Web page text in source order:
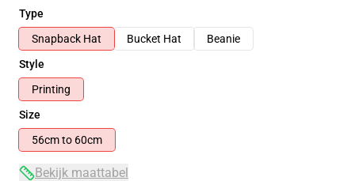
Type
Snapback Hat
Bucket Hat
Beanie
Style
Printing
Size
56cm to 60cm
Bekijk maattabel